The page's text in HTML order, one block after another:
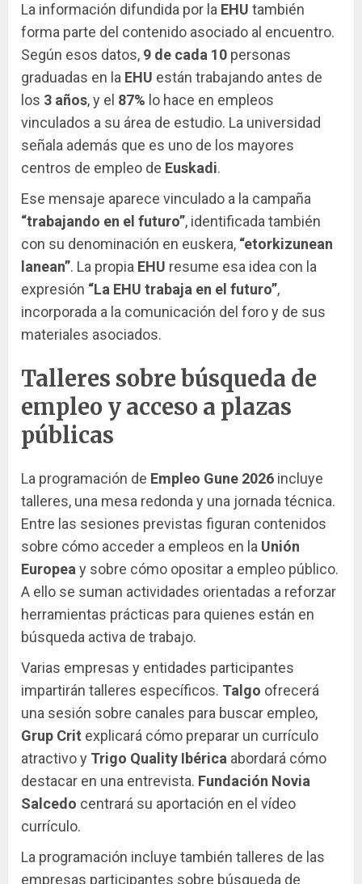
La información difundida por la EHU también
forma parte del contenido asociado al encuentro.
Según esos datos, 9 de cada 10 personas
graduadas en la EHU están trabajando antes de
los 3 años, y el 87% lo hace en empleos
vinculados a su área de estudio. La universidad
señala además que es uno de los mayores
centros de empleo de Euskadi.
Ese mensaje aparece vinculado a la campaña
“trabajando en el futuro”, identificada también
con su denominación en euskera, “etorkizunean
lanean”. La propia EHU resume esa idea con la
expresión “La EHU trabaja en el futuro”,
incorporada a la comunicación del foro y de sus
materiales asociados.
Talleres sobre búsqueda de
empleo y acceso a plazas
públicas
La programación de Empleo Gune 2026 incluye
talleres, una mesa redonda y una jornada técnica.
Entre las sesiones previstas figuran contenidos
sobre cómo acceder a empleos en la Unión
Europea y sobre cómo opositar a empleo público.
A ello se suman actividades orientadas a reforzar
herramientas prácticas para quienes están en
búsqueda activa de trabajo.
Varias empresas y entidades participantes
impartirán talleres específicos. Talgo ofrecerá
una sesión sobre canales para buscar empleo,
Grup Crit explicará cómo preparar un currículo
atractivo y Trigo Quality Ibérica abordará cómo
destacar en una entrevista. Fundación Novia
Salcedo centrará su aportación en el vídeo
currículo.
La programación incluye también talleres de las
empresas participantes sobre búsqueda de